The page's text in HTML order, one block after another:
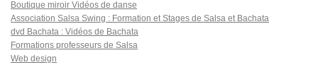
Boutique miroir Vidéos de danse
Association Salsa Swing : Formation et Stages de Salsa et Bachata
dvd Bachata : Vidéos de Bachata
Formations professeurs de Salsa
Web design